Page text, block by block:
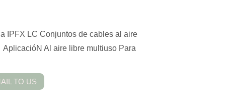
IPFX LC Conjuntos de cables al aire
Al aire libre multiuso Para
TO US